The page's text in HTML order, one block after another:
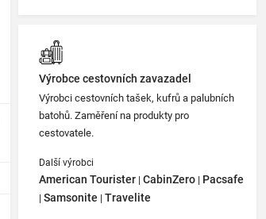
Výrobce cestovních zavazadel
Výrobci cestovních tašek, kufrů a palubních
batohů. Zaměření na produkty pro
cestovatele.
Další výrobci
American Tourister | CabinZero | Pacsafe
| Samsonite | Travelite